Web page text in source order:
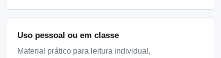
Uso pessoal ou em classe
Material prático para leitura individual,